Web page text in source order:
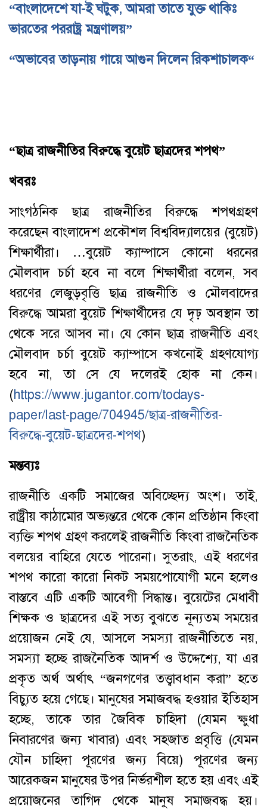
“বাংলাদেশে যা-ই ঘটুক, আমরা তাতে যুক্ত থাকিঃ
ভারতের পররাষ্ট্র মন্ত্রণালয়”
“অভাবের তাড়নায় গায়ে আগুন দিলেন রিকশাচালক“
“ছাত্র রাজনীতির বিরুদ্ধে বুয়েট ছাত্রদের শপথ”
খবরঃ
সাংগঠনিক ছাত্র রাজনীতির বিরুদ্ধে শপথগ্রহণ
করেছেন বাংলাদেশ প্রকৌশল বিশ্ববিদ্যালয়ের (বুয়েট)
শিক্ষার্থীরা। …বুয়েট ক্যাম্পাসে কোনো ধরনের
মৌলবাদ চর্চা হবে না বলে শিক্ষার্থীরা বলেন, সব
ধরণের লেজুড়বৃত্তি ছাত্র রাজনীতি ও মৌলবাদের
বিরুদ্ধে আমরা বুয়েট শিক্ষার্থীদের যে দৃঢ় অবস্থান তা
থেকে সরে আসব না। যে কোন ছাত্র রাজনীতি এবং
মৌলবাদ চর্চা বুয়েট ক্যাম্পাসে কখনোই গ্রহণযোগ্য
হবে না, তা সে যে দলেরই হোক না কেন।
(https://www.jugantor.com/todays-
paper/last-page/704945/ছাত্র-রাজনীতির-
বিরুদ্ধে-বুয়েট-ছাত্রদের-শপথ)
মন্তব্যঃ
রাজনীতি একটি সমাজের অবিচ্ছেদ্য অংশ। তাই,
রাষ্ট্রীয় কাঠামোর অভ্যন্তরে থেকে কোন প্রতিষ্ঠান কিংবা
ব্যক্তি শপথ গ্রহণ করলেই রাজনীতি কিংবা রাজনৈতিক
বলয়ের বাহিরে যেতে পারেনা। সুতরাং, এই ধরণের
শপথ কারো কারো নিকট সময়পোযোগী মনে হলেও
বাস্তবে এটি একটি আবেগী সিদ্ধান্ত। বুয়েটের মেধাবী
শিক্ষক ও ছাত্রদের এই সত্য বুঝতে নূন্যতম সময়ের
প্রয়োজন নেই যে, আসলে সমস্যা রাজনীতিতে নয়,
সমস্যা হচ্ছে রাজনৈতিক আদর্শ ও উদ্দেশ্যে, যা এর
প্রকৃত অর্থ অর্থাৎ “জনগণের তত্ত্বাবধান করা” হতে
বিচ্যুত হয়ে গেছে। মানুষের সমাজবদ্ধ হওয়ার ইতিহাস
হচ্ছে, তাকে তার জৈবিক চাহিদা (যেমন ক্ষুধা
নিবারণের জন্য খাবার) এবং সহজাত প্রবৃত্তি (যেমন
যৌন চাহিদা পূরণের জন্য বিয়ে) পূরণের জন্য
আরেকজন মানুষের উপর নির্ভরশীল হতে হয় এবং এই
প্রয়োজনের তাগিদ থেকে মানুষ সমাজবদ্ধ হয়।